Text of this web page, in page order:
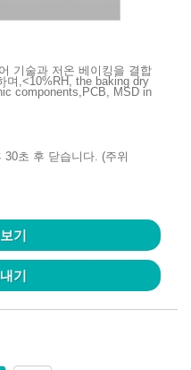
기술과 저온 베이킹을 결합
며,<10%RH, the baking dry
components,PCB, MSD in
초 후 닫습니다. (주위
기
기